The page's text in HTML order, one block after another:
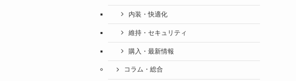
内装・快適化
維持・セキュリティ
購入・最新情報
コラム・総合